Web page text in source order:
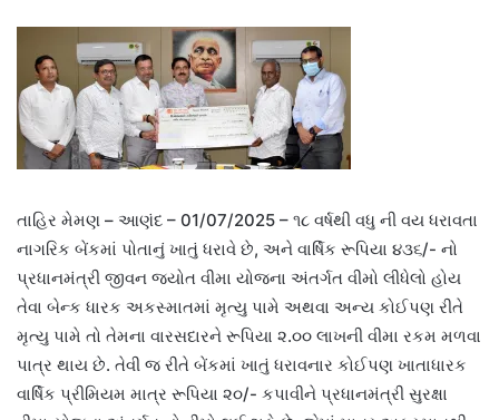
તાહિર મેમણ – આણંદ – 01/07/2025 – ૧૮ વર્ષથી વધુ ની વય ધરાવતા
નાગરિક બેંકમાં પોતાનું ખાતું ધરાવે છે, અને વાર્ષિક રૂપિયા ૪૩૬/- નો
પ્રધાનમંત્રી જીવન જ્યોત વીમા યોજના અંતર્ગત વીમો લીધેલો હોય
તેવા બેન્ક ધારક અકસ્માતમાં મૃત્યુ પામે અથવા અન્ય કોઈપણ રીતે
મૃત્યુ પામે તો તેમના વારસદારને રૂપિયા ૨.૦૦ લાખની વીમા રકમ મળવા
પાત્ર થાય છે. તેવી જ રીતે બેંકમાં ખાતું ધરાવનાર કોઈપણ ખાતાધારક
વાર્ષિક પ્રીમિયમ માત્ર રૂપિયા ૨૦/- કપાવીને પ્રધાનમંત્રી સુરક્ષા